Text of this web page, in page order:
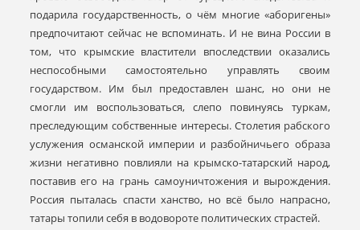
подарила государственность, о чём многие «аборигены»
предпочитают сейчас не вспоминать. И не вина России в
том, что крымские властители впоследствии оказались
неспособными самостоятельно управлять своим
государством. Им был предоставлен шанс, но они не
смогли им воспользоваться, слепо повинуясь туркам,
преследующим собственные интересы. Столетия рабского
услужения османской империи и разбойничьего образа
жизни негативно повлияли на крымско-татарский народ,
поставив его на грань самоуничтожения и вырождения.
Россия пыталась спасти ханство, но всё было напрасно,
татары топили себя в водовороте политических страстей.